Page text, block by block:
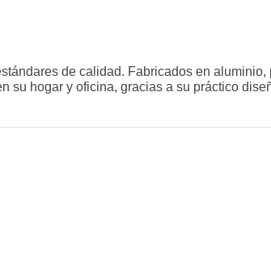
de calidad. Fabricados en
su hogar y oficina, gracias a su práctico